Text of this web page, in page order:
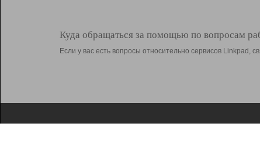
Куда обращаться за помощью по вопросам
Если у вас есть вопросы относительно сервисов